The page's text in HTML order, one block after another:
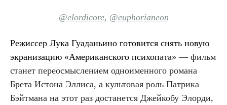
@elordicore, @euphorianeon
Режиссер Лука Гуаданьино готовится снять новую
экранизацию «Американского психопата» — фильм
станет переосмыслением одноименного романа
Брета Истона Эллиса, а культовая роль Патрика
Бэйтмана на этот раз достанется Джейкобу Элорди,